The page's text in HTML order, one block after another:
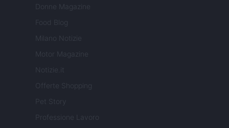
Donne Magazine
Food Blog
Milano Notizie
Motor Magazine
Notizie.it
Offerte Shopping
Pet Story
Professione Lavoro